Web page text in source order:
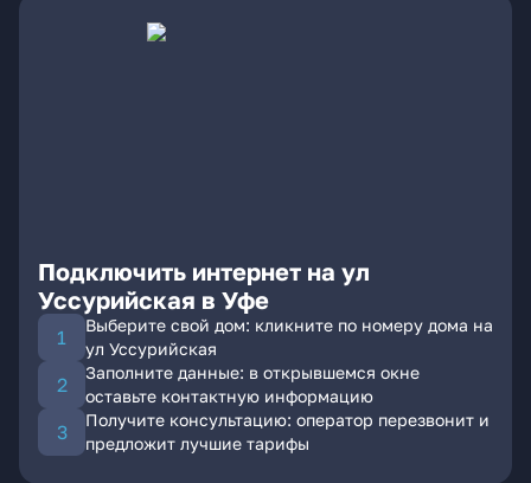
Подключить интернет на ул
Уссурийская в Уфе
Выберите свой дом: кликните по номеру дома на
ул Уссурийская
Заполните данные: в открывшемся окне
оставьте контактную информацию
Получите консультацию: оператор перезвонит и
предложит лучшие тарифы